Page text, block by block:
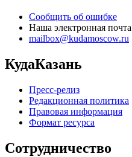
Сообщить об ошибке
Наша электронная почта
mailbox@kudamoscow.ru
КудаКазань
Пресс-релиз
Редакционная политика
Правовая информация
Формат ресурса
Сотрудничество